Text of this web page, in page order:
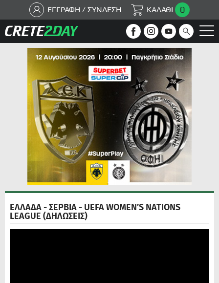
ΕΓΓΡΑΦΗ / ΣΥΝΔΕΣΗ ΚΑΛΑΘΙ 0
ΕΛΛΑΔΑ - ΣΕΡΒΙΑ - UEFA WOMEN’S NATIONS
LEAGUE (ΔΗΛΩΣΕΙΣ)